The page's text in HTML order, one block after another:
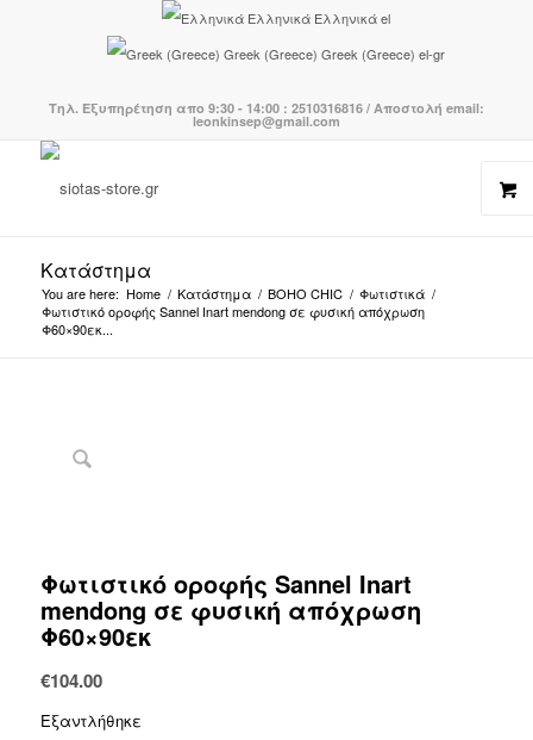
Ελληνικά Ελληνικά el
Greek (Greece) Greek (Greece) el-gr
Τηλ. Εξυπηρέτηση απο 9:30 - 14:00 : 2510316816 / Αποστολή email:
leonkinsep@gmail.com
Κατάστημα
You are here: Home / Κατάστημα / BOHO CHIC / Φωτιστικά /
Φωτιστικό οροφής Sannel Inart mendong σε φυσική απόχρωση
Φ60×90εκ...
Φωτιστικό οροφής Sannel Inart
mendong σε φυσική απόχρωση
Φ60×90εκ
€104.00
Εξαντλήθηκε